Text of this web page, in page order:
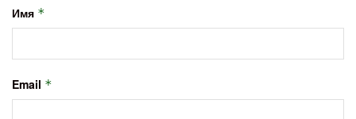
Имя *
Email *